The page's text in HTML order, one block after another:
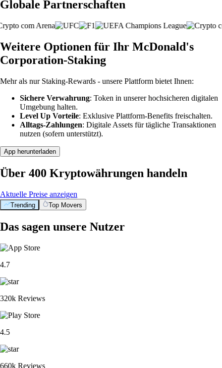
Globale Partnerschaften
Weitere Optionen für Ihr McDonald's
Corporation-Staking
Mehr als nur Staking-Rewards - unsere Plattform bietet Ihnen:
Sichere Verwahrung: Token in unserer hochsicheren digitalen
Umgebung halten.
Level Up Vorteile: Exklusive Plattform-Benefits freischalten.
Alltags-Zahlungen: Digitale Assets für tägliche Transaktionen
nutzen (sofern unterstützt).
App herunterladen
Über 400 Kryptowährungen handeln
Aktuelle Preise anzeigen
Trending Top Movers
Das sagen unsere Nutzer
4.7
320k Reviews
4.5
660k Reviews